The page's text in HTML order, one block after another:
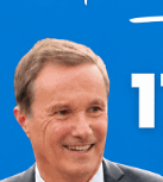
armes par